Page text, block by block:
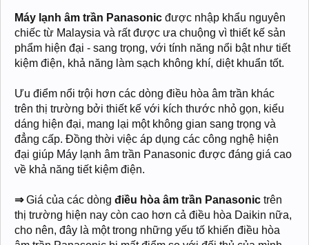
Máy lạnh âm trần Panasonic được nhập khẩu nguyên
chiếc từ Malaysia và rất được ưa chuộng vì thiết kế sản
phẩm hiện đại - sang trọng, với tính năng nổi bật như tiết
kiệm điện, khả năng làm sạch không khí, diệt khuẩn tốt.
Ưu điểm nổi trội hơn các dòng điều hòa âm trần khác
trên thị trường bởi thiết kế với kích thước nhỏ gọn, kiểu
dáng hiện đại, mang lại một không gian sang trọng và
đẳng cấp. Đồng thời việc áp dụng các công nghệ hiện
đại giúp Máy lạnh âm trần Panasonic được đáng giá cao
về khả năng tiết kiệm điện.
⇒Giá của các dòng điều hòa âm trần Panasonic trên
thị trường hiện nay còn cao hơn cả điều hòa Daikin nữa,
cho nên, đây là một trong những yếu tố khiến điều hòa